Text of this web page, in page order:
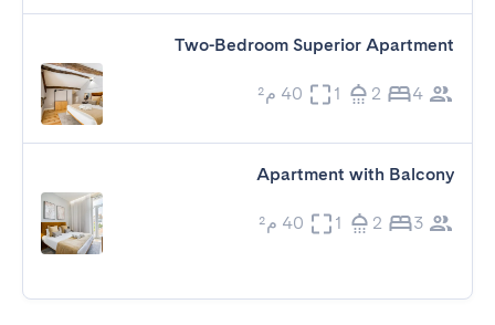
Two-Bedroom Superior Apartment
4
2
1 40 م²
Apartment with Balcony
3
2
1 40 م²